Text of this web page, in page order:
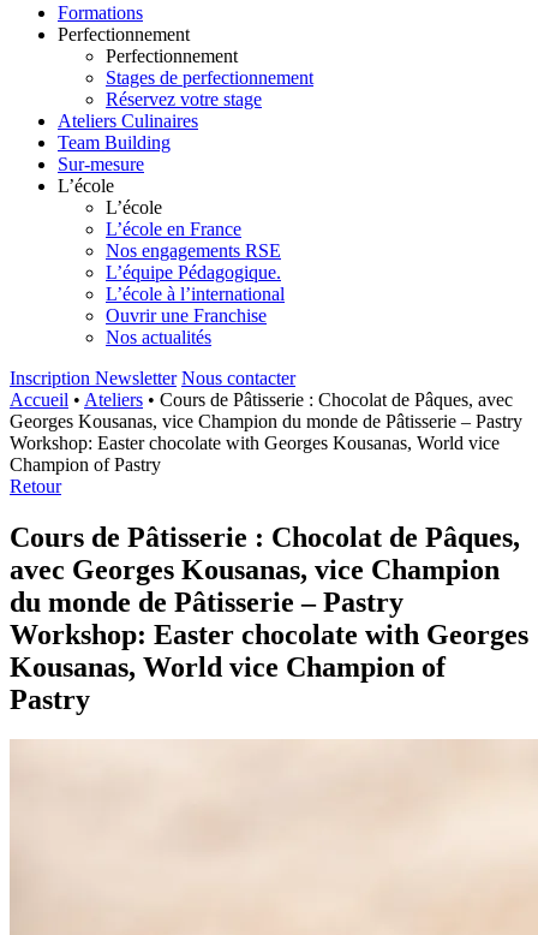
Formations
Perfectionnement
Perfectionnement
Stages de perfectionnement
Réservez votre stage
Ateliers Culinaires
Team Building
Sur-mesure
L’école
L’école
L’école en France
Nos engagements RSE
L’équipe Pédagogique.
L’école à l’international
Ouvrir une Franchise
Nos actualités
Inscription Newsletter Nous contacter
Accueil • Ateliers • Cours de Pâtisserie : Chocolat de Pâques, avec
Georges Kousanas, vice Champion du monde de Pâtisserie – Pastry
Workshop: Easter chocolate with Georges Kousanas, World vice
Champion of Pastry
Retour
Cours de Pâtisserie : Chocolat de Pâques,
avec Georges Kousanas, vice Champion
du monde de Pâtisserie – Pastry
Workshop: Easter chocolate with Georges
Kousanas, World vice Champion of
Pastry